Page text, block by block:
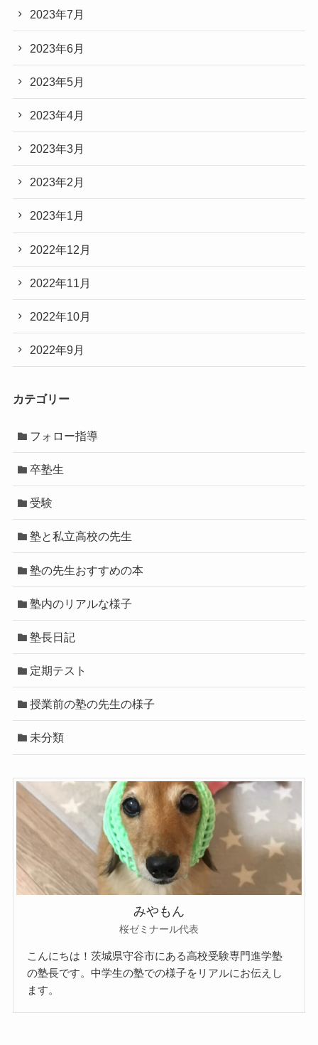
2023年7月
2023年6月
2023年5月
2023年4月
2023年3月
2023年2月
2023年1月
2022年12月
2022年11月
2022年10月
2022年9月
カテゴリー
フォロー指導
卒塾生
受験
塾と私立高校の先生
塾の先生おすすめの本
塾内のリアルな様子
塾長日記
定期テスト
授業前の塾の先生の様子
未分類
みやもん
桜ゼミナール代表
こんにちは！茨城県守谷市にある高校受験専門進学塾
の塾長です。中学生の塾での様子をリアルにお伝えし
ます。